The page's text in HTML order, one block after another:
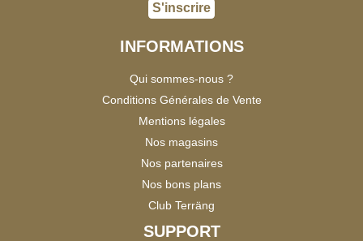
S'inscrire
INFORMATIONS
Qui sommes-nous ?
Conditions Générales de Vente
Mentions légales
Nos magasins
Nos partenaires
Nos bons plans
Club Terräng
SUPPORT